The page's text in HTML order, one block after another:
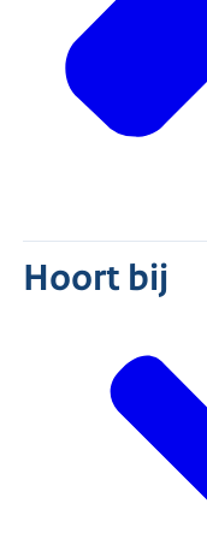
Hoort bij